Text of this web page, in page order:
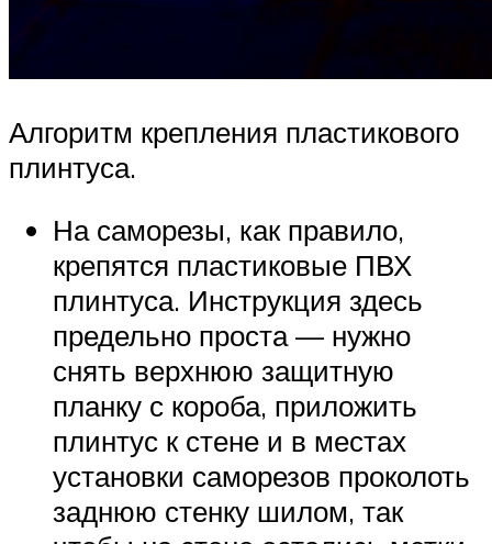
Алгоритм крепления пластикового
плинтуса.
На саморезы, как правило,
крепятся пластиковые ПВХ
плинтуса. Инструкция здесь
предельно проста — нужно
снять верхнюю защитную
планку с короба, приложить
плинтус к стене и в местах
установки саморезов проколоть
заднюю стенку шилом, так